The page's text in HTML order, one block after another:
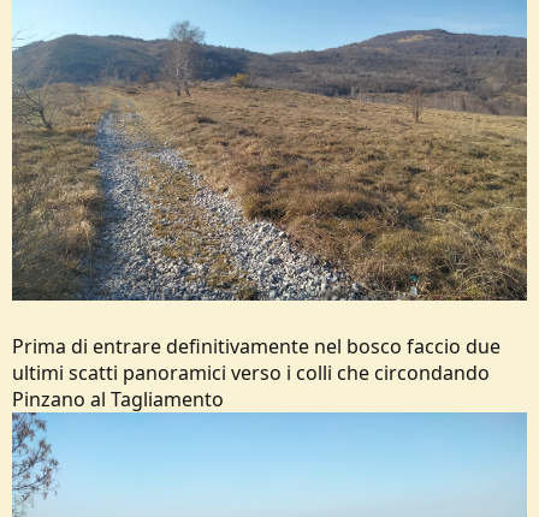
Prima di entrare definitivamente nel bosco faccio due
ultimi scatti panoramici verso i colli che circondando
Pinzano al Tagliamento